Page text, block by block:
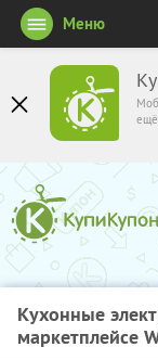
Меню
Кухонные
маркетплейсе